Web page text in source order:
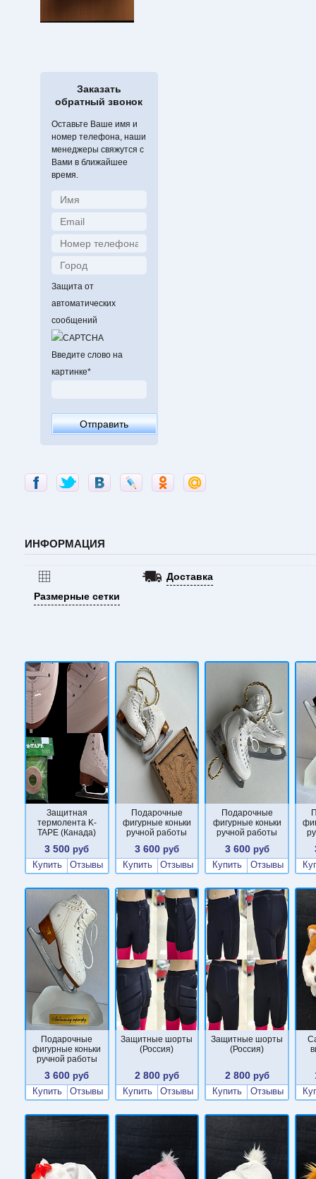
Заказать
обратный звонок
Оставьте Ваше имя и
номер телефона, наши
менеджеры свяжутся с
Вами в ближайшее
время.
Защита от
автоматических
сообщений
Введите слово на
картинке*
ИНФОРМАЦИЯ
Размерные сетки
Доставка
Защитная
термолента K-
TAPE (Канада)
3 500 руб
Купить
Отзывы
Подарочные
фигурные коньки
ручной работы
3 600 руб
Купить
Отзывы
Подарочные
фигурные коньки
ручной работы
3 600руб
Купить
Отзывы
Подарочные
фигурные коньки
ручной работы
3 600 руб
Купить
Отзывы
Защитные шорты
(Россия)
2 800 руб
Купить
Отзывы
Защитные шорты
(Россия)
2 800руб
Купить
Отзывы